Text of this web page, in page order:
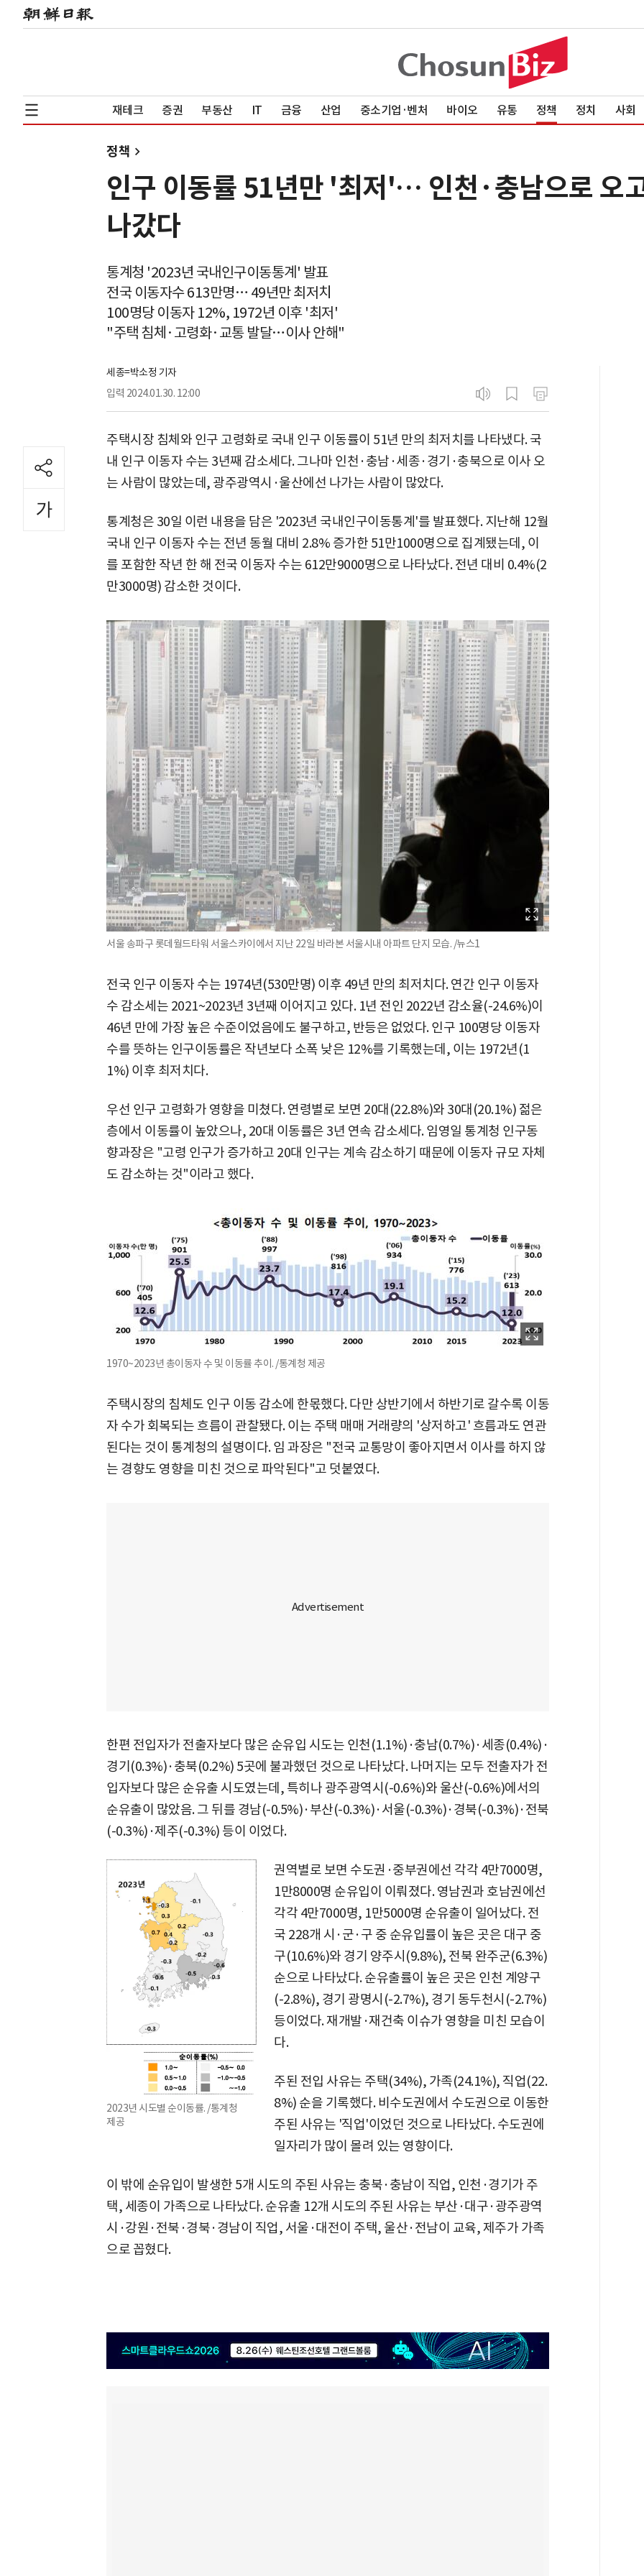
재테크 증권 부동산 IT 금융 산업 중소기업·벤처 바이오 유통 정책 정치 사회
정책
인구 이동률 51년만 '최저'… 인천·충남으로 오
나갔다
통계청 '2023년 국내인구이동통계' 발표
전국 이동자수 613만명… 49년만 최저치
100명당 이동자 12%, 1972년 이후 '최저'
"주택 침체·고령화·교통 발달…이사 안해"
세종=박소정 기자
입력 2024.01.30. 12:00
주택시장 침체와 인구 고령화로 국내 인구 이동률이 51년 만의 최저치를 나타냈다. 국
내 인구 이동자 수는 3년째 감소세다. 그나마 인천·충남·세종·경기·충북으로 이사 오
는 사람이 많았는데, 광주광역시·울산에선 나가는 사람이 많았다.
통계청은 30일 이런 내용을 담은 '2023년 국내인구이동통계'를 발표했다. 지난해 12월
국내 인구 이동자 수는 전년 동월 대비 2.8% 증가한 51만1000명으로 집계됐는데, 이
를 포함한 작년 한 해 전국 이동자 수는 612만9000명으로 나타났다. 전년 대비 0.4%(2
만3000명) 감소한 것이다.
서울 송파구 롯데월드타워 서울스카이에서 지난 22일 바라본 서울시내 아파트 단지 모습. /뉴스1
전국 인구 이동자 수는 1974년(530만명) 이후 49년 만의 최저치다. 연간 인구 이동자
수 감소세는 2021~2023년 3년째 이어지고 있다. 1년 전인 2022년 감소율(-24.6%)이
46년 만에 가장 높은 수준이었음에도 불구하고, 반등은 없었다. 인구 100명당 이동자
수를 뜻하는 인구이동률은 작년보다 소폭 낮은 12%를 기록했는데, 이는 1972년(1
1%) 이후 최저치다.
우선 인구 고령화가 영향을 미쳤다. 연령별로 보면 20대(22.8%)와 30대(20.1%) 젊은
층에서 이동률이 높았으나, 20대 이동률은 3년 연속 감소세다. 임영일 통계청 인구동
향과장은 "고령 인구가 증가하고 20대 인구는 계속 감소하기 때문에 이동자 규모 자체
도 감소하는 것"이라고 했다.
1970~2023년 총이동자 수 및 이동률 추이. /통계청 제공
주택시장의 침체도 인구 이동 감소에 한몫했다. 다만 상반기에서 하반기로 갈수록 이동
자 수가 회복되는 흐름이 관찰됐다. 이는 주택 매매 거래량의 '상저하고' 흐름과도 연관
된다는 것이 통계청의 설명이다. 임 과장은 "전국 교통망이 좋아지면서 이사를 하지 않
는 경향도 영향을 미친 것으로 파악된다"고 덧붙였다.
한편 전입자가 전출자보다 많은 순유입 시도는 인천(1.1%)·충남(0.7%)·세종(0.4%)·
경기(0.3%)·충북(0.2%) 5곳에 불과했던 것으로 나타났다. 나머지는 모두 전출자가 전
입자보다 많은 순유출 시도였는데, 특히나 광주광역시(-0.6%)와 울산(-0.6%)에서의
순유출이 많았음. 그 뒤를 경남(-0.5%)·부산(-0.3%)·서울(-0.3%)·경북(-0.3%)·전북
(-0.3%)·제주(-0.3%) 등이 이었다.
2023년 시도별 순이동률. /통계청
제공
권역별로 보면 수도권·중부권에선 각각 4만7000명,
1만8000명 순유입이 이뤄졌다. 영남권과 호남권에선
각각 4만7000명, 1만5000명 순유출이 일어났다. 전
국 228개 시·군·구 중 순유입률이 높은 곳은 대구 중
구(10.6%)와 경기 양주시(9.8%), 전북 완주군(6.3%)
순으로 나타났다. 순유출률이 높은 곳은 인천 계양구
(-2.8%), 경기 광명시(-2.7%), 경기 동두천시(-2.7%)
등이었다. 재개발·재건축 이슈가 영향을 미친 모습이
다.
주된 전입 사유는 주택(34%), 가족(24.1%), 직업(22.
8%) 순을 기록했다. 비수도권에서 수도권으로 이동한
주된 사유는 '직업'이었던 것으로 나타났다. 수도권에
일자리가 많이 몰려 있는 영향이다.
이 밖에 순유입이 발생한 5개 시도의 주된 사유는 충북·충남이 직업, 인천·경기가 주
택, 세종이 가족으로 나타났다. 순유출 12개 시도의 주된 사유는 부산·대구·광주광역
시·강원·전북·경북·경남이 직업, 서울·대전이 주택, 울산·전남이 교육, 제주가 가족
으로 꼽혔다.